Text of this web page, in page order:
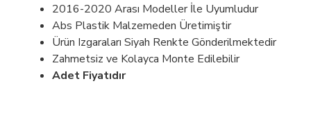
2016-2020 Arası Modeller İle Uyumludur
Abs Plastik Malzemeden Üretimiştir
Ürün Izgaraları Siyah Renkte Gönderilmektedir
Zahmetsiz ve Kolayca Monte Edilebilir
Adet Fiyatıdır